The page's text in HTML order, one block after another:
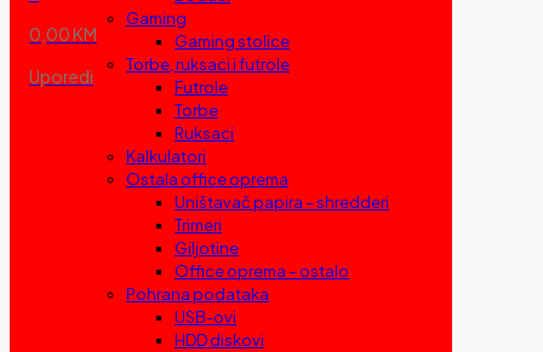
0,00 KM
Uporedi
Gaming
Gaming stolice
Torbe, ruksaci i futrole
Futrole
Torbe
Ruksaci
Kalkulatori
Ostala office oprema
Uništavač papira – shredderi
Trimeri
Giljotine
Office oprema – ostalo
Pohrana podataka
USB-ovi
HDD diskovi